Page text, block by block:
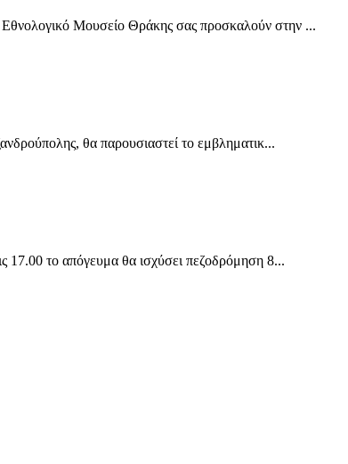
Μουσείο Θράκης σας προσκαλούν στην ...
θα παρουσιαστεί το εμβληματικ...
το απόγευμα θα ισχύσει πεζοδρόμηση 8...